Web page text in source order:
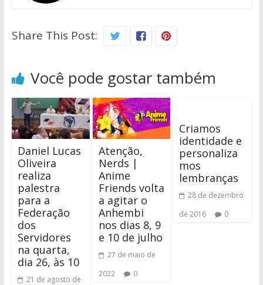
Share This Post:
Você pode gostar também
Daniel Lucas
Oliveira
realiza
palestra
para a
Federação
dos
Servidores
na quarta,
dia 26, às 10
21 de agosto de
Atenção,
Nerds |
Anime
Friends volta
a agitar o
Anhembi
nos dias 8, 9
e 10 de julho
27 de maio de
2022
0
Criamos
identidade e
personaliza
mos
lembranças
28 de dezembro
de 2016
0